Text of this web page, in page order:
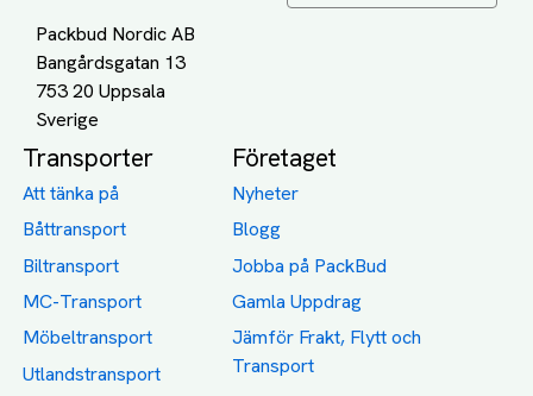
Packbud Nordic AB
Bangårdsgatan 13
753 20 Uppsala
Transporter
Att tänka på
Båttransport
Biltransport
MC-Transport
Möbeltransport
Utlandstransport
Företaget
Nyheter
Blogg
Jobba på PackBud
Gamla Uppdrag
Jämför Frakt, Flytt och
Transport